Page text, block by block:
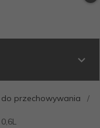
do przechowywania